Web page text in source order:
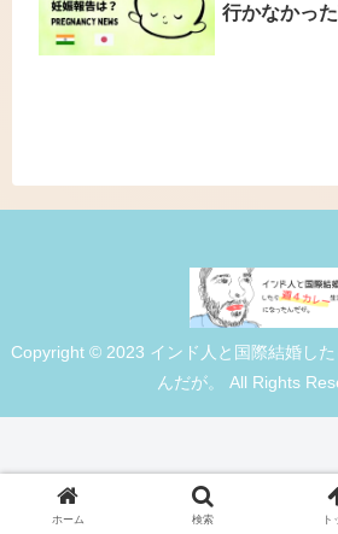
行かなかっ
Copyright © 2023 インド人と国際結婚し
んだが。 All Rights
ホーム 検索 ト